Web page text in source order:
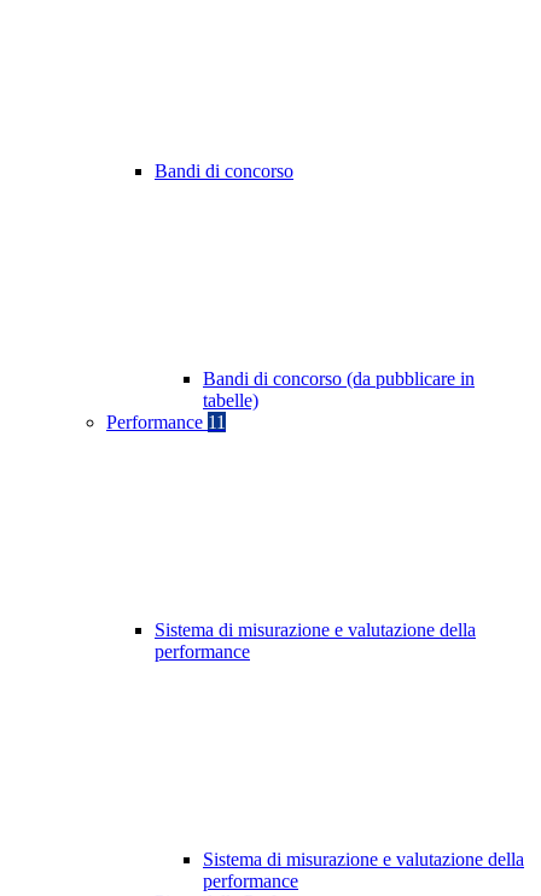
Bandi di concorso
Bandi di concorso (da pubblicare in
tabelle)
Performance 11
Sistema di misurazione e valutazione della
performance
Sistema di misurazione e valutazione della
performance